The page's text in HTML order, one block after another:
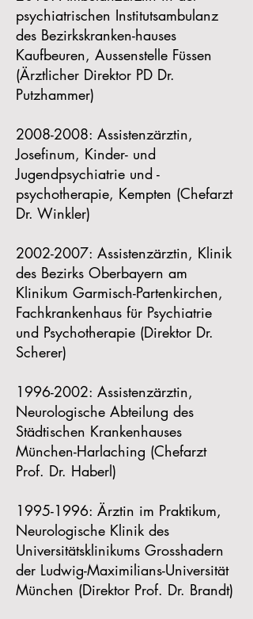
psychiatrischen Institutsambulanz
des Bezirkskranken-hauses
Kaufbeuren, Aussenstelle Füssen
(Ärztlicher Direktor PD Dr.
Putzhammer)
2008-2008: Assistenzärztin,
Josefinum, Kinder- und
Jugendpsychiatrie und -
psychotherapie, Kempten (Chefarzt
Dr. Winkler)
2002-2007: Assistenzärztin, Klinik
des Bezirks Oberbayern am
Klinikum Garmisch-Partenkirchen,
Fachkrankenhaus für Psychiatrie
und Psychotherapie (Direktor Dr.
Scherer)
1996-2002: Assistenzärztin,
Neurologische Abteilung des
Städtischen Krankenhauses
München-Harlaching (Chefarzt
Prof. Dr. Haberl)
1995-1996: Ärztin im Praktikum,
Neurologische Klinik des
Universitätsklinikums Grosshadern
der Ludwig-Maximilians-Universität
München (Direktor Prof. Dr. Brandt)